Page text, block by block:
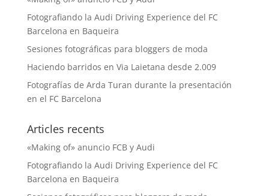
Fotografiando la Audi Driving Experience del FC
Barcelona en Baqueira
Sesiones fotográficas para bloggers de moda
Haciendo barridos en Via Laietana desde 2.009
Fotografías de Arda Turan durante la presentación
en el FC Barcelona
Articles recents
«Making of» anuncio FCB y Audi
Fotografiando la Audi Driving Experience del FC
Barcelona en Baqueira